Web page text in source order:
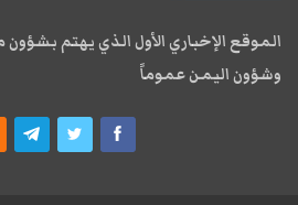
الموقع الإخباري الأول الذي يهتم
وشؤون اليمن عموماً